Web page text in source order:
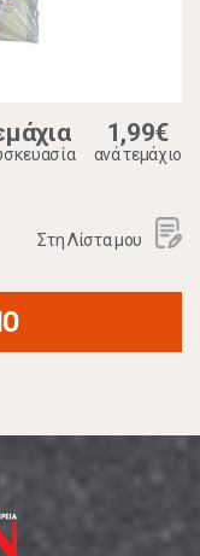
1,99€
ανά τεμάχιο
Στη Λίστα μου